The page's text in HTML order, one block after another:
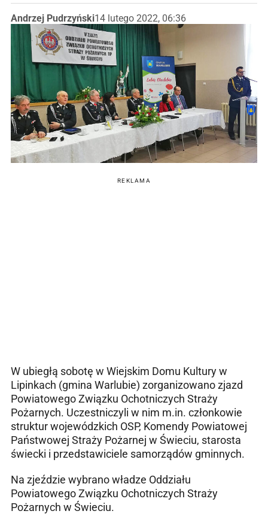
Andrzej Pudrzyński14 lutego 2022, 06:36
REKLAMA
W ubiegłą sobotę w Wiejskim Domu Kultury w
Lipinkach (gmina Warlubie) zorganizowano zjazd
Powiatowego Związku Ochotniczych Straży
Pożarnych. Uczestniczyli w nim m.in. członkowie
struktur wojewódzkich OSP, Komendy Powiatowej
Państwowej Straży Pożarnej w Świeciu, starosta
świecki i przedstawiciele samorządów gminnych.
Na zjeździe wybrano władze Oddziału
Powiatowego Związku Ochotniczych Straży
Pożarnych w Świeciu.